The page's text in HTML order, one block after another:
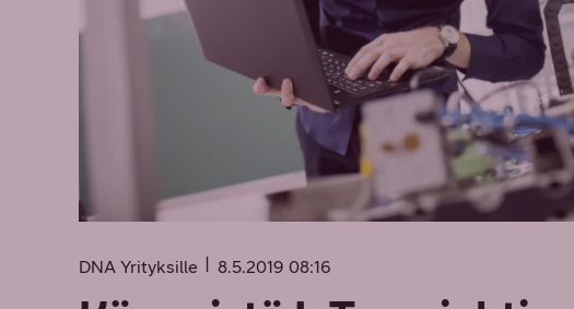
DNA Yrityksille 8.5.2019 08:16